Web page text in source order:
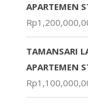
APARTEMEN
Rp
TAMANSARI
APARTEMEN
Rp